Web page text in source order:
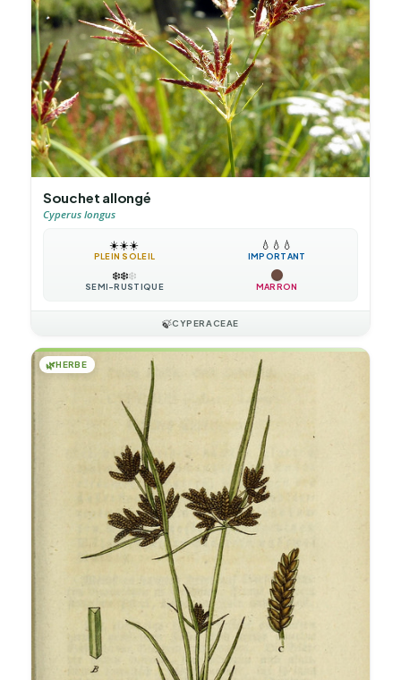
Souchet allongé
Cyperus longus
☀️☀️☀️
PLEIN SOLEIL
💧 💧 💧
IMPORTANT
❄️❄️❄️
SEMI-RUSTIQUE MARRON
🍃CYPERACEAE
🌿HERBE